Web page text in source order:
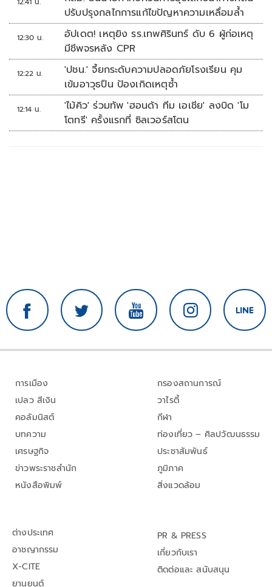
ปรับปรุงกลไกการแก้ไขปัญหาความเหลื่อมล้ำ
12:30 น.
อัปเดต! เหตุยิง รร.เทพศิรินทร์ ดับ 6 ผู้ก่อเหตุ
มีชีพจรหลัง CPR
12:22 น.
'ปชน.' จี้ยกระดับความปลอดภัยโรงเรียน คุม
เข้มอาวุธปืน ป้องเกิดเหตุซ้ำ
12:14 น.
'ไม้คิว' ร่วมทัพ 'ฮอนด้า ทีม เอเชีย' ลงบิด 'โม
โตทรี' ครั้งแรกที่ ซิลเวอร์สโตน
การเมือง
เปลว สีเงิน
คอลัมนิสต์
บทความ
เศรษฐกิจ
ข่าวพระราชสำนัก
หนังสือพิมพ์
กรองสถานการณ์
วาไรตี้
กีฬา
ท่องเที่ยว – ศิลปวัฒนธรรม
ประชาสัมพันธ์
ภูมิภาค
สิ่งแวดล้อม
ต่างประเทศ
อาชญากรรม
X-CITE
ยานยนต์
PR & PRESS
เกี่ยวกับเรา
ติดต่อและ สนับสนุน